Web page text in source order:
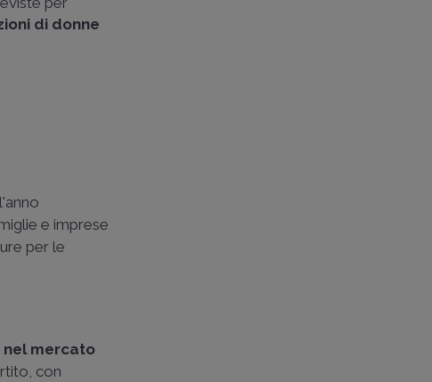
di donne
e imprese
per le
nel mercato
con